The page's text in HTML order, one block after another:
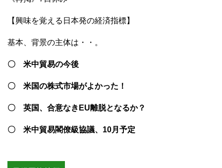
【興味を覚える日本発の経済指標】
基本、背景の主体は・・。
〇 米中貿易の今後
〇 米国の株式市場がよかった！
〇 英国、合意なきEU離脱となるか？
〇 米中貿易閣僚級協議、10月予定